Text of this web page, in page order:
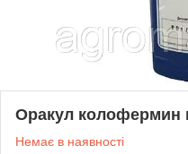
Оракул колофермин
Немає в наявності